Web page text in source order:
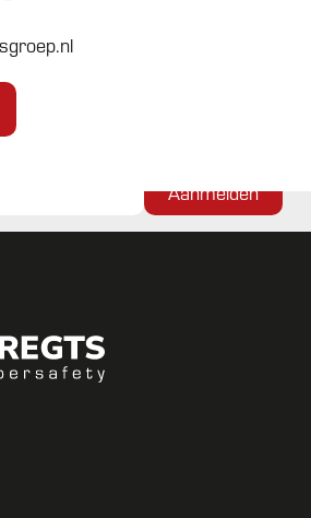
van de laatste cybersafety